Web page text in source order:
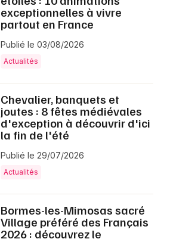
exceptionnelles à vivre
partout en France
Publié le 03/08/2026
Actualités
Chevalier, banquets et
joutes : 8 fêtes médiévales
d'exception à découvrir d'ici
la fin de l'été
Publié le 29/07/2026
Actualités
Bormes-les-Mimosas sacré
Village préféré des Français
2026 : découvrez le